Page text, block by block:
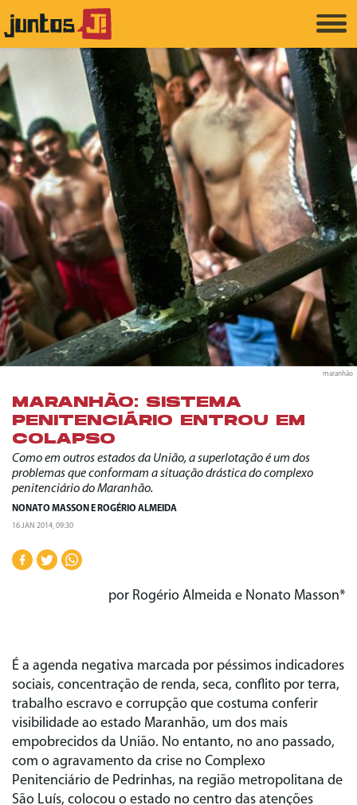
maranhão
MARANHÃO: SISTEMA
PENITENCIÁRIO ENTROU EM
COLAPSO
Como em outros estados da União, a superlotação é um dos
problemas que conformam a situação drástica do complexo
penitenciário do Maranhão.
NONATO MASSON E ROGÉRIO ALMEIDA
16 JAN 2014, 09:30
por Rogério Almeida e Nonato Masson*
É a agenda negativa marcada por péssimos indicadores
sociais, concentração de renda, seca, conflito por terra,
trabalho escravo e corrupção que costuma conferir
visibilidade ao estado Maranhão, um dos mais
empobrecidos da União. No entanto, no ano passado,
com o agravamento da crise no Complexo
Penitenciário de Pedrinhas, na região metropolitana de
São Luís, colocou o estado no centro das atenções